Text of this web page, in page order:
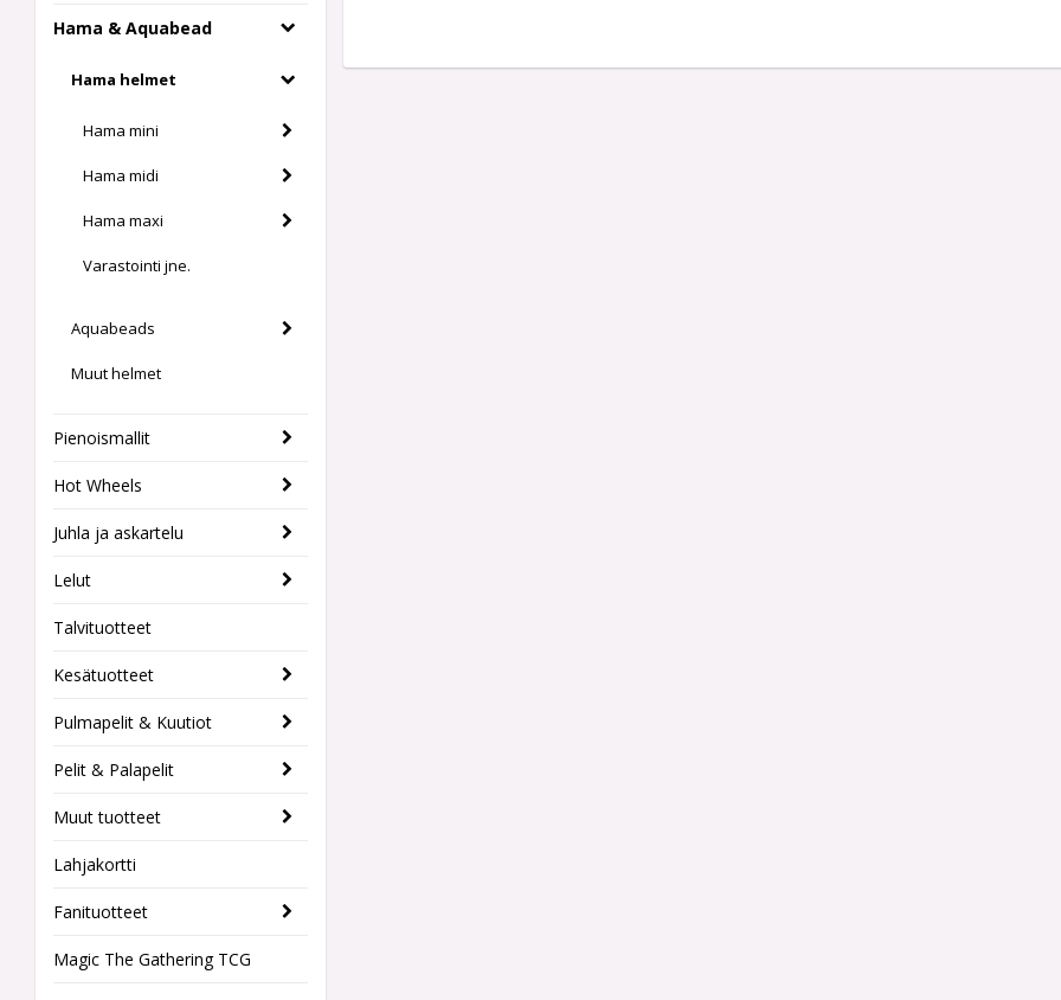
Hama & Aquabead
Hama helmet
Hama mini
Hama midi
Hama maxi
Varastointi jne.
Aquabeads
Muut helmet
Pienoismallit
Hot Wheels
Juhla ja askartelu
Lelut
Talvituotteet
Kesätuotteet
Pulmapelit & Kuutiot
Pelit & Palapelit
Muut tuotteet
Lahjakortti
Fanituotteet
Magic The Gathering TCG